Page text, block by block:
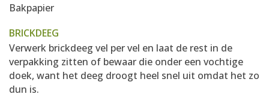
Bakpapier
BRICKDEEG
Verwerk brickdeeg vel per vel en laat de rest in de
verpakking zitten of bewaar die onder een vochtige
doek, want het deeg droogt heel snel uit omdat het zo
dun is.